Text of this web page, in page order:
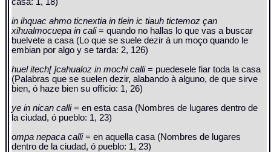
in ihquac ahmo ticnextia in tlein ic tiauh tictemoz çan
xihualmocuepa in cali= quando no hallas lo que vas a buscar
buelvete a casa (Lo que se suele dezir à un moço quando le
embian por algo y se tarda: 2, 126)
huel itech[ ]cahualoz in mochi calli= puedesele fiar toda la casa
(Palabras que se suelen dezir, alabando à alguno, de que sirve
bien, ó haze bien su officio: 1, 26)
ye in nican calli= en esta casa (Nombres de lugares dentro de
la ciudad, ó pueblo: 1, 23)
ompa nepaca calli= en aquella casa (Nombres de lugares
dentro de la ciudad, ó pueblo: 1, 23)